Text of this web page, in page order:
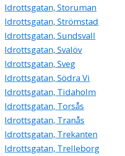
Idrottsgatan, Storuman
Idrottsgatan, Strömstad
Idrottsgatan, Sundsvall
Idrottsgatan, Svalöv
Idrottsgatan, Sveg
Idrottsgatan, Södra Vi
Idrottsgatan, Tidaholm
Idrottsgatan, Torsås
Idrottsgatan, Tranås
Idrottsgatan, Trekanten
Idrottsgatan, Trelleborg